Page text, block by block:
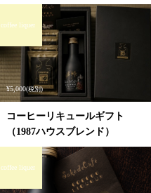
¥5,000(税別)
コーヒーリキュールギフト
（1987ハウスブレンド）
coffee liquer
coffee liquer